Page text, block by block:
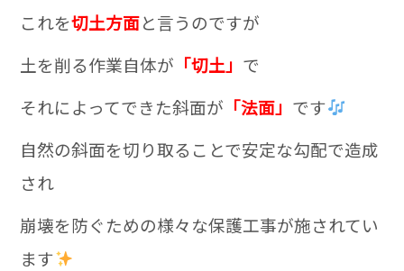
これを切土方面と言うのですが
土を削る作業自体が 「切土」 で
それによってできた斜面が 「法面」 です
自然の斜面を切り取ることで安定な勾配で造成
され
崩壊を防ぐための様々な保護工事が施されてい
ます